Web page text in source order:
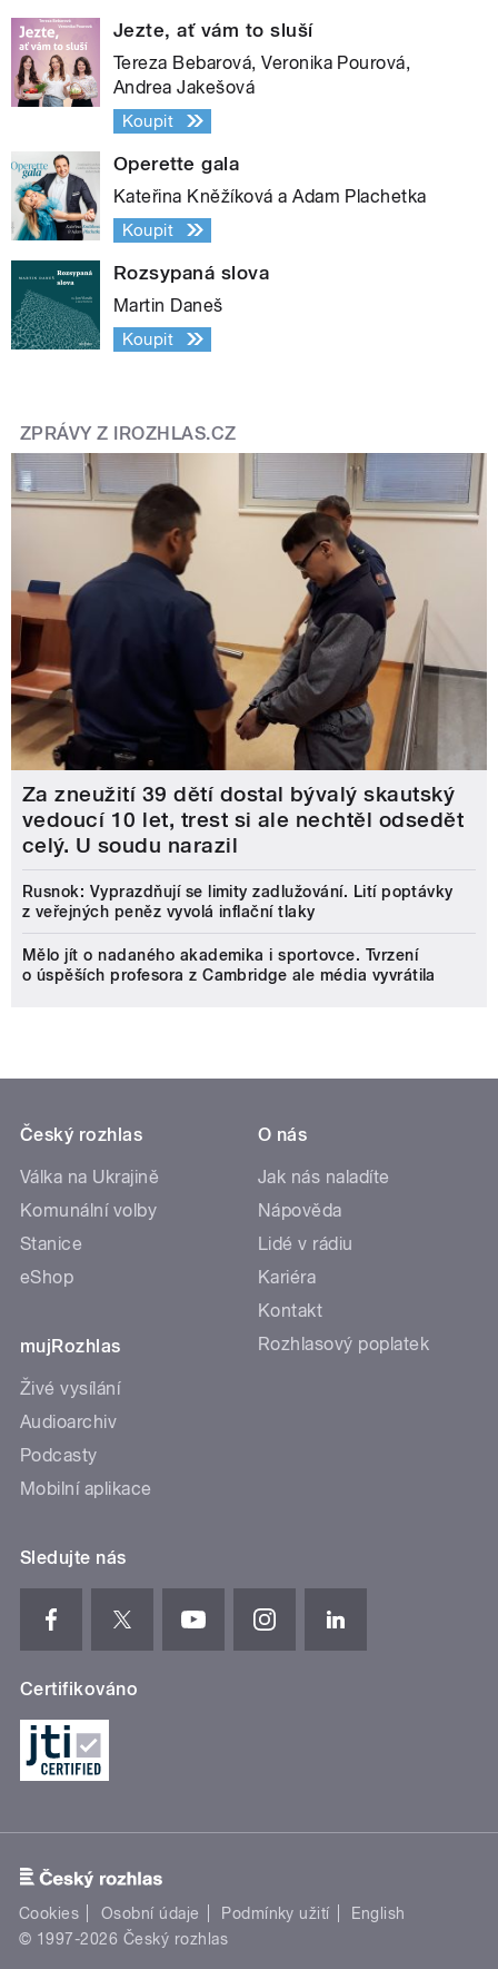
Jezte, ať vám to sluší
Tereza Bebarová, Veronika Pourová,
Andrea Jakešová
Koupit
Operette gala
Kateřina Kněžíková a Adam Plachetka
Koupit
Rozsypaná slova
Martin Daneš
Koupit
ZPRÁVY Z IROZHLAS.CZ
Za zneužití 39 dětí dostal bývalý skautský
vedoucí 10 let, trest si ale nechtěl odsedět
celý. U soudu narazil
Rusnok: Vyprazdňují se limity zadlužování. Lití poptávky
z veřejných peněz vyvolá inflační tlaky
Mělo jít o nadaného akademika i sportovce. Tvrzení
o úspěších profesora z Cambridge ale média vyvrátila
Český rozhlas
Válka na Ukrajině
Komunální volby
Stanice
eShop
mujRozhlas
Živé vysílání
Audioarchiv
Podcasty
Mobilní aplikace
O nás
Jak nás naladíte
Nápověda
Lidé v rádiu
Kariéra
Kontakt
Rozhlasový poplatek
Sledujte nás
Certifikováno
Cookies Osobní údaje Podmínky užití
English
© 1997-2026 Český rozhlas